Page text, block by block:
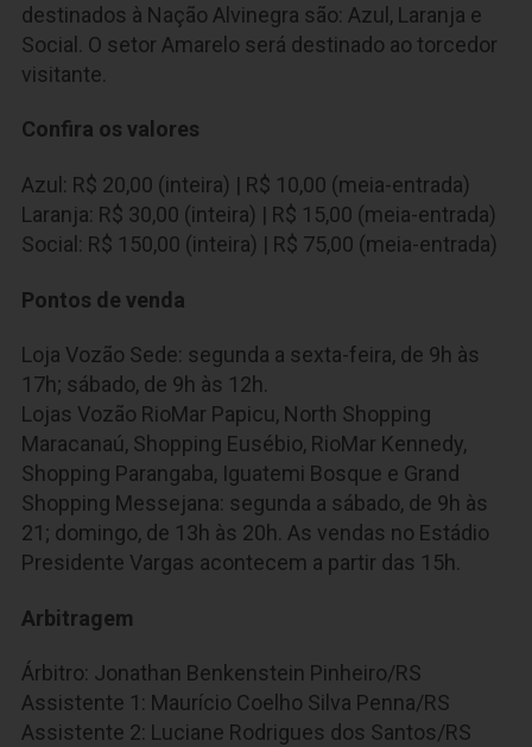
destinados à Nação Alvinegra são: Azul, Laranja e
Social. O setor Amarelo será destinado ao torcedor
visitante.
Confira os valores
Azul: R$ 20,00 (inteira) | R$ 10,00 (meia-entrada)
Laranja: R$ 30,00 (inteira) | R$ 15,00 (meia-entrada)
Social: R$ 150,00 (inteira) | R$ 75,00 (meia-entrada)
Pontos de venda
Loja Vozão Sede: segunda a sexta-feira, de 9h às
17h; sábado, de 9h às 12h.
Lojas Vozão RioMar Papicu, North Shopping
Maracanaú, Shopping Eusébio, RioMar Kennedy,
Shopping Parangaba, Iguatemi Bosque e Grand
Shopping Messejana: segunda a sábado, de 9h às
21; domingo, de 13h às 20h. As vendas no Estádio
Presidente Vargas acontecem a partir das 15h.
Arbitragem
Árbitro: Jonathan Benkenstein Pinheiro/RS
Assistente 1: Maurício Coelho Silva Penna/RS
Assistente 2: Luciane Rodrigues dos Santos/RS